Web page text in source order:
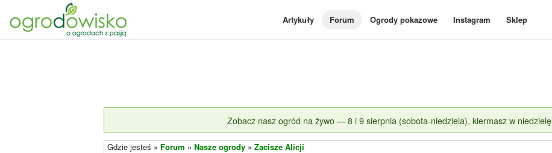
Artykuły Forum Ogrody pokazowe Instagram Sklep
Zobacz nasz ogród na żywo — 8 i 9 sierpnia (sobota-niedziela), kiermasz w niedzielę
Gdzie jesteś » Forum » Nasze ogrody » Zacisze Alicji